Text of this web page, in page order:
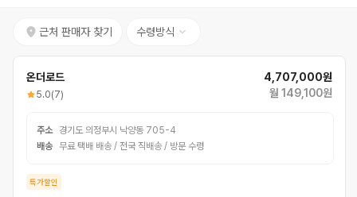
근처 판매자 찾기 수령방식
온더로드
5.0(7)
4,707,000원
월 149,100원
주소
경기도 의정부시 낙양동 705-4
배송
무료 택배 배송 / 전국 직배송 / 방문 수령
특가할인